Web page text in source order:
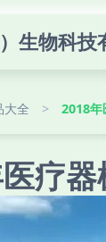
生物科技
大全 > 2018年
疗